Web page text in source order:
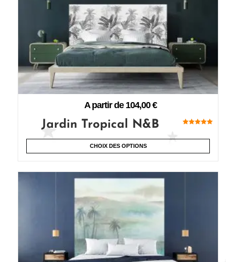
A partir de 104,00€
sur 5
Jardin Tropical N&B
CHOIX DES OPTIONS